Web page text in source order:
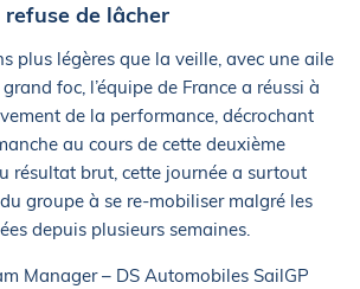
de lâcher
plus légères que la veille, avec une aile
foc, l’équipe de France a réussi à
de la performance, décrochant
au cours de cette deuxième
résultat brut, cette journée a surtout
groupe à se re-mobiliser malgré les
depuis plusieurs semaines.
Manager – DS Automobiles SailGP